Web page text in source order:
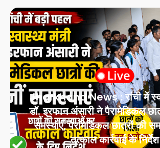
Jharkhand News : रांची में
डॉ. इरफान अंसारी ने पैरामेडिकल
समस्याएं, पैरामेडिकल छात्रों की
तत्काल कार्रवाई के निर्देश